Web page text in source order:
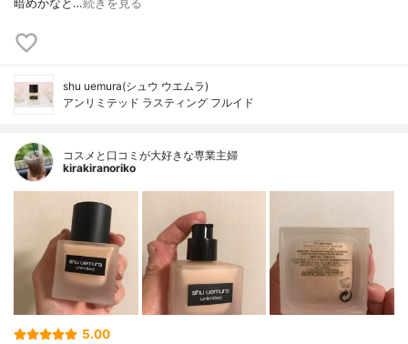
暗めかなと…続きを見る
shu uemura(シュウ ウエムラ)
アンリミテッド ラスティング フルイド
コスメと口コミが大好きな専業主婦
kirakiranoriko
5.00